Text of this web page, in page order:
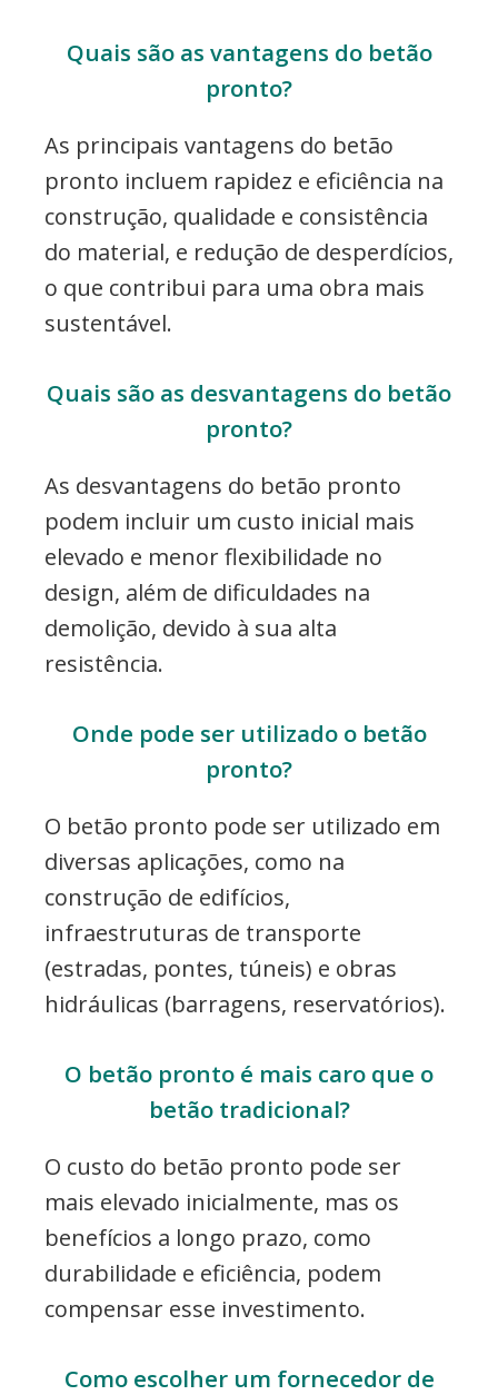
Quais são as vantagens do betão
pronto?
As principais vantagens do betão
pronto incluem rapidez e eficiência na
construção, qualidade e consistência
do material, e redução de desperdícios,
o que contribui para uma obra mais
sustentável.
Quais são as desvantagens do betão
pronto?
As desvantagens do betão pronto
podem incluir um custo inicial mais
elevado e menor flexibilidade no
design, além de dificuldades na
demolição, devido à sua alta
resistência.
Onde pode ser utilizado o betão
pronto?
O betão pronto pode ser utilizado em
diversas aplicações, como na
construção de edifícios,
infraestruturas de transporte
(estradas, pontes, túneis) e obras
hidráulicas (barragens, reservatórios).
O betão pronto é mais caro que o
betão tradicional?
O custo do betão pronto pode ser
mais elevado inicialmente, mas os
benefícios a longo prazo, como
durabilidade e eficiência, podem
compensar esse investimento.
Como escolher um fornecedor de